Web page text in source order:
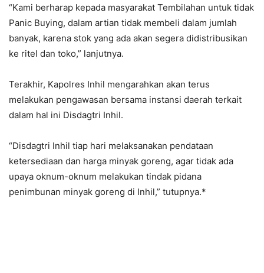
“Kami berharap kepada masyarakat Tembilahan untuk tidak
Panic Buying, dalam artian tidak membeli dalam jumlah
banyak, karena stok yang ada akan segera didistribusikan
ke ritel dan toko,” lanjutnya.
Terakhir, Kapolres Inhil mengarahkan akan terus
melakukan pengawasan bersama instansi daerah terkait
dalam hal ini Disdagtri Inhil.
“Disdagtri Inhil tiap hari melaksanakan pendataan
ketersediaan dan harga minyak goreng, agar tidak ada
upaya oknum-oknum melakukan tindak pidana
penimbunan minyak goreng di Inhil,” tutupnya.*